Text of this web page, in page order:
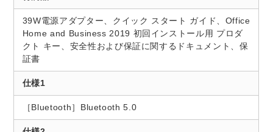
39W電源アダプター、クイック スタート ガイド、Office
Home and Business 2019 初回インストール用 プロダ
クト キー、安全性および保証に関するドキュメント、保
証書
仕様1
［Bluetooth］Bluetooth 5.0